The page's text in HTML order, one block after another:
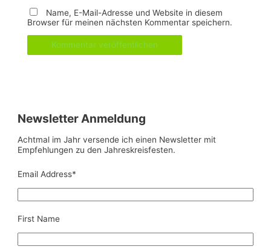
Name, E-Mail-Adresse und Website in diesem
Browser für meinen nächsten Kommentar speichern.
Newsletter Anmeldung
Achtmal im Jahr versende ich einen Newsletter mit
Empfehlungen zu den Jahreskreisfesten.
Email Address*
First Name